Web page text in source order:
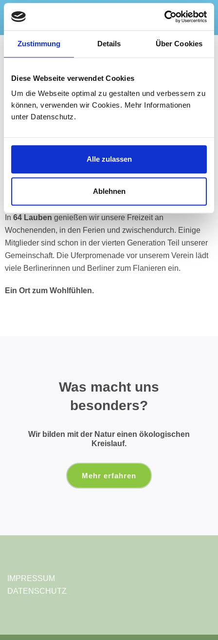
Zustimmung Details Über Cookies
Diese Webseite verwendet Cookies
Um die Webseite optimal zu gestalten und verbessern zu
können, verwenden wir Cookies. Mehr Informationen
unter Datenschutz.
Alle zulassen
Ablehnen
Petition
Erholung, Freizeit und Gärtnern
direkt am Wasser an der Havel.
Unser Verein bietet seit 1939 Freude an der Natur.
In 64 Lauben genießen wir unsere Freizeit an
Wochenenden, in den Ferien und zwischendurch. Einige
Mitglieder sind schon in der vierten Generation Teil unserer
Gemeinschaft. Die Uferpromenade vor unserem Verein lädt
viele Berlinerinnen und Berliner zum Flanieren ein.
Ein Ort zum Wohlfühlen.
Was macht uns
besonders?
Wir bilden mit der Natur einen ökologischen
Kreislauf.
Mehr erfahren
IMPRESSUM
DATENSCHUTZ